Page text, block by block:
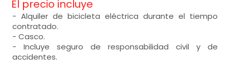
El precio incluye
- Alquiler de bicicleta eléctrica durante el tiempo
contratado.
- Casco.
- Incluye seguro de responsabilidad civil y de
accidentes.